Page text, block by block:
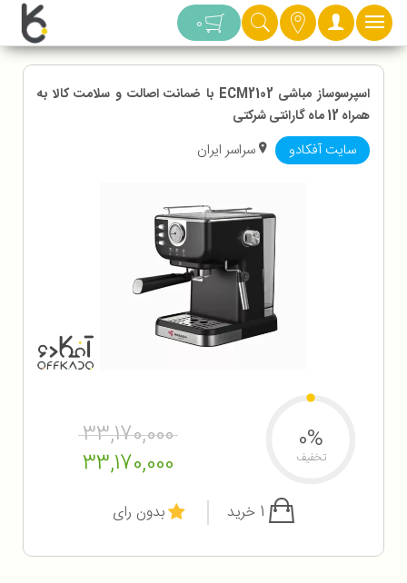
دسته بندی 0
اسپرسوساز مباشی ECM2102 با ضمانت اصالت و سلامت کالا به
همراه 12 ماه گارانتی شرکتی
سایت آفکادو سراسر ایران
33,170,000
33,170,000
0%
تخفیف
بدون رای